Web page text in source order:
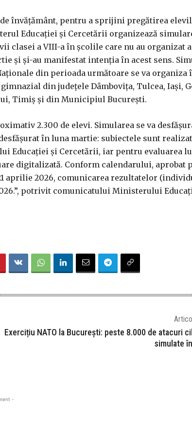
învățământ, pentru a sprijini pregătirea
Educației și Cercetării organizează
clasei a VIII-a în școlile care nu au organizat
și și-au manifestat intenția în acest sens.
din perioada următoare se va organiza
din județele Dâmbovița, Tulcea, Iași,
Timiș și din Municipiul București.
2.300 de elevi. Simularea se va
în luna martie: subiectele sunt
Educației și Cercetării, iar pentru evaluarea
digitalizată. Conform calendarului, aprobat
aprilie 2026, comunicarea rezultatelor
potrivit comunicatului Ministerului
Exercițiu NATO la București: peste 8.000 de atacuri
simulate
-